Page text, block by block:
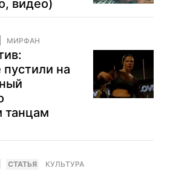
видео)
МИРФАН
пустили на
танцам
CТАТЬЯ КУЛЬТУРА